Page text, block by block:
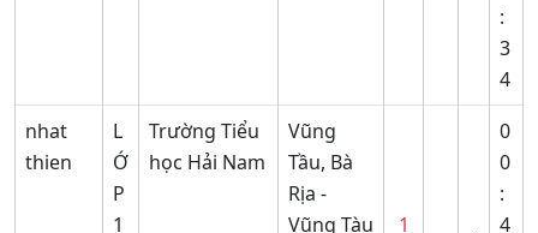
:
3
4
nhat
thien
L
Ớ
P
1
Trường Tiểu
học Hải Nam
Vũng
Tầu, Bà
Rịa -
Vũng Tàu
1
0
0
:
4